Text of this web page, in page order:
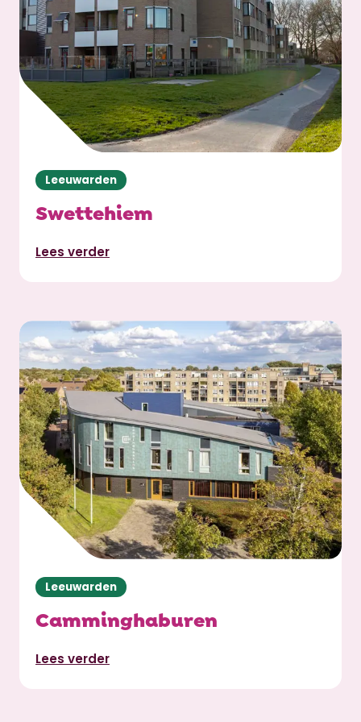
Leeuwarden
Swettehiem
Lees verder
Leeuwarden
Camminghaburen
Lees verder